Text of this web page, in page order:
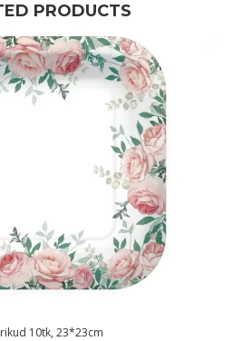
PRODUCTS
10tk, 23*23cm